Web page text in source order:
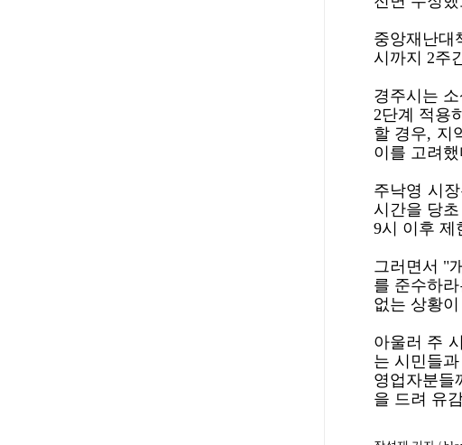
중앙재난대
시까지 2주
경주시는
2단계 적용
할 경우, 지
이를 고려
주낙영 시
시간을 당
9시 이후 제
그러면서 "
를 준수하
없는 상황
아울러 주
는 시민들
영업자분들
을 드려 유